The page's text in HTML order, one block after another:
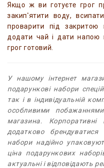
Якщо ж ви готуєте грог
закип'ятити воду,
проварити під
додати чай і дати напою
грог готовий.
У нашому інтернет
подарункові набори
так і в індивідуальній
особливими
магазина.
додатково
набори надійно
ціна подарункових
актуальні і відповідають